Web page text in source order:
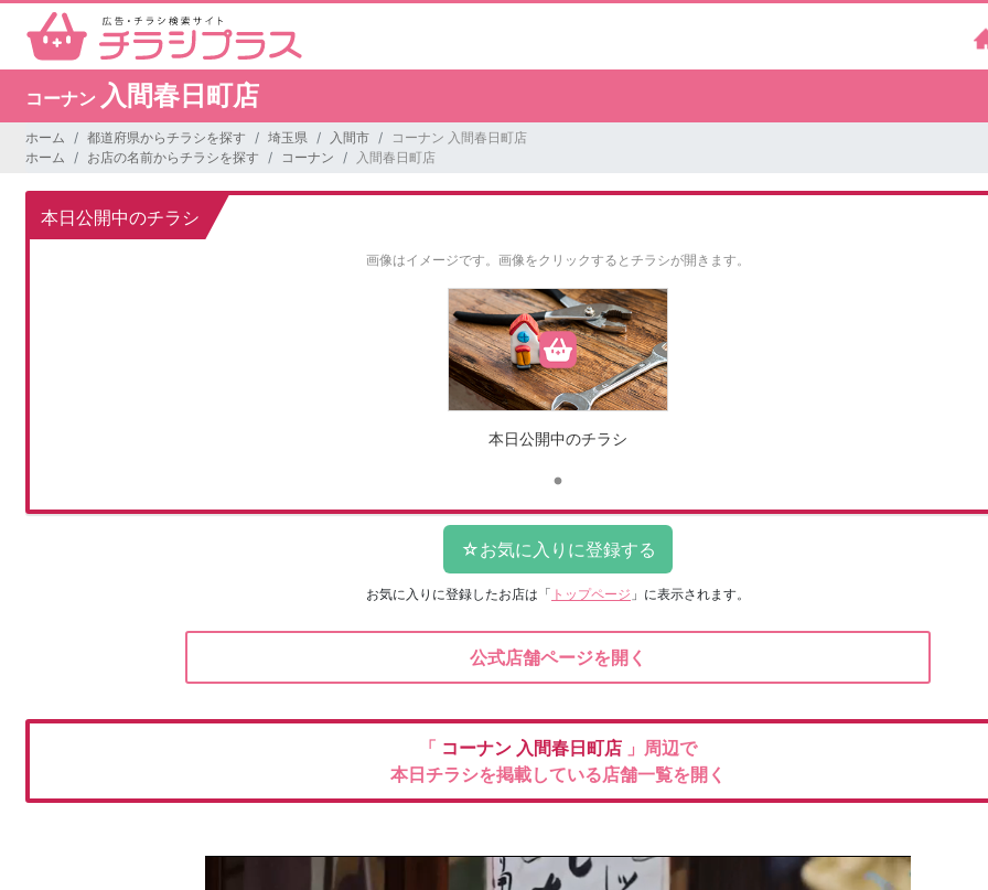
コーナン 入間春日町店
ホーム 都道府県からチラシを探す 埼玉県 入間市
コーナン 入間春日町店
ホーム
お店の名前からチラシを探す コーナン 入間春日町店
本日公開中のチラシ
画像はイメージです。 画像をクリックするとチラシが開きます。
本日公開中のチラシ
お気に入りに登録したお店は 「 トップページ 」に表示されます。
公式店舗ページを開く
「 コーナン 入間春日町店 」周辺で
本日チラシを掲載している店舗一覧を開く